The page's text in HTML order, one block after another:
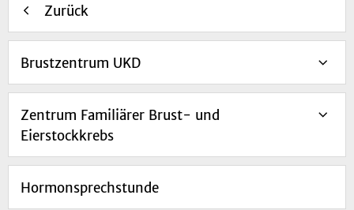
Zurück
Brustzentrum UKD
Zentrum Familiärer Brust- und
Eierstockkrebs
Hormonsprechstunde